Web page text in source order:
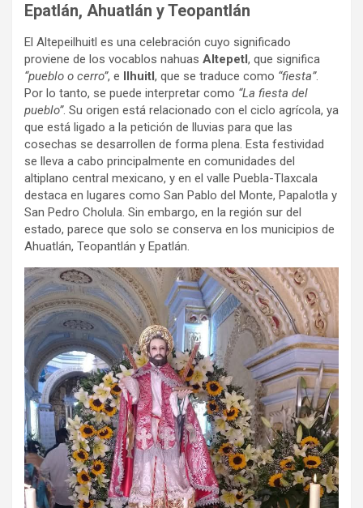
Epatlán, Ahuatlán y Teopantlán
El Altepeilhuitl es una celebración cuyo significado
proviene de los vocablos nahuas Altepetl , que significa
“pueblo o cerro”, e Ilhuitl , que se traduce como “fiesta”.
Por lo tanto, se puede interpretar como “La fiesta del
pueblo”. Su origen está relacionado con el ciclo agrícola, ya
que está ligado a la petición de lluvias para que las
cosechas se desarrollen de forma plena. Esta festividad
se lleva a cabo principalmente en comunidades del
altiplano central mexicano, y en el valle Puebla-Tlaxcala
destaca en lugares como San Pablo del Monte, Papalotla y
San Pedro Cholula. Sin embargo, en la región sur del
estado, parece que solo se conserva en los municipios de
Ahuatlán, Teopantlán y Epatlán.